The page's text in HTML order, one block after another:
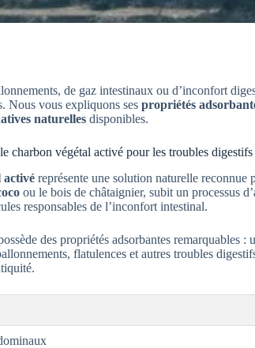
de gaz intestinaux ou d’inconfort
Nous vous expliquons ses propriétés
naturelles disponibles.
charbon végétal activé pour les troubles digestifs
activé représente une solution naturelle reconnue
ou le bois de châtaignier, subit un processus
responsables de l’inconfort intestinal.
des propriétés adsorbantes remarquables
flatulences et autres troubles